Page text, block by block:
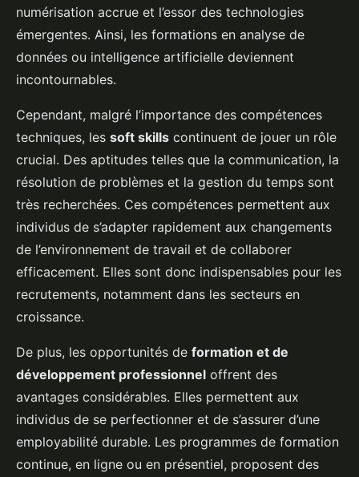
numérisation accrue et l’essor des technologies
émergentes. Ainsi, les formations en analyse de
données ou intelligence artificielle deviennent
incontournables.
Cependant, malgré l’importance des compétences
techniques, les soft skills continuent de jouer un rôle
crucial. Des aptitudes telles que la communication, la
résolution de problèmes et la gestion du temps sont
très recherchées. Ces compétences permettent aux
individus de s’adapter rapidement aux changements
de l’environnement de travail et de collaborer
efficacement. Elles sont donc indispensables pour les
recrutements, notamment dans les secteurs en
croissance.
De plus, les opportunités de formation et de
développement professionnel offrent des
avantages considérables. Elles permettent aux
individus de se perfectionner et de s’assurer d’une
employabilité durable. Les programmes de formation
continue, en ligne ou en présentiel, proposent des